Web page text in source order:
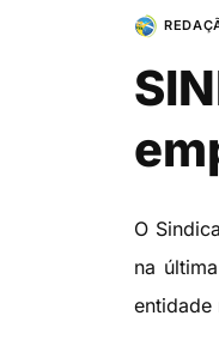
O
na
entidade